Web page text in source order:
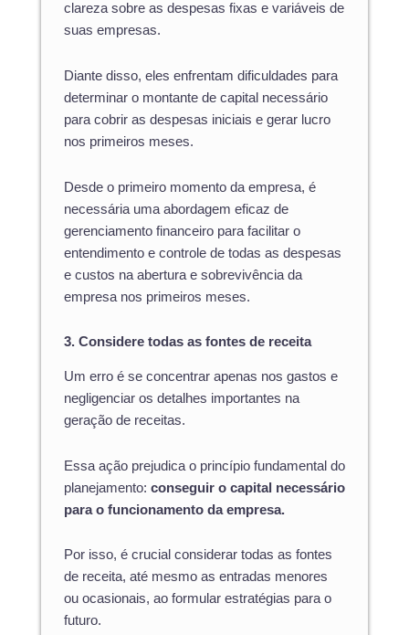
clareza sobre as despesas fixas e variáveis de
suas empresas.
Diante disso, eles enfrentam dificuldades para
determinar o montante de capital necessário
para cobrir as despesas iniciais e gerar lucro
nos primeiros meses.
Desde o primeiro momento da empresa, é
necessária uma abordagem eficaz de
gerenciamento financeiro para facilitar o
entendimento e controle de todas as despesas
e custos na abertura e sobrevivência da
empresa nos primeiros meses.
3. Considere todas as fontes de receita
Um erro é se concentrar apenas nos gastos e
negligenciar os detalhes importantes na
geração de receitas.
Essa ação prejudica o princípio fundamental do
planejamento: conseguir o capital necessário
para o funcionamento da empresa.
Por isso, é crucial considerar todas as fontes
de receita, até mesmo as entradas menores
ou ocasionais, ao formular estratégias para o
futuro.